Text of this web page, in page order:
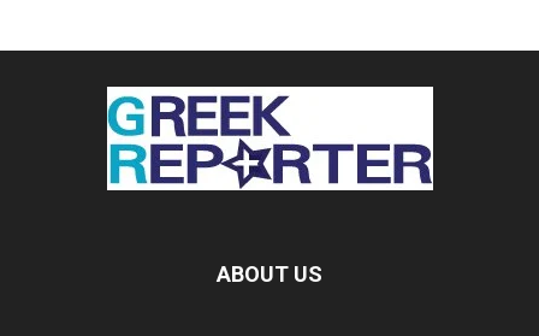
ABOUT US